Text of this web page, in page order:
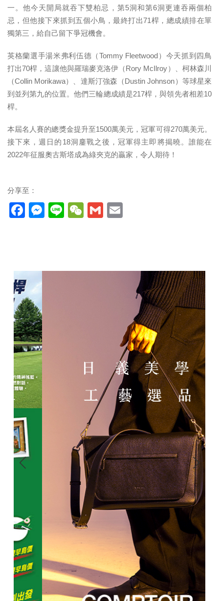
一。他今天開局就吞下雙柏忌，第5洞和第6洞更連吞兩個柏
忌，但他接下來抓到五個小鳥，最終打出71桿，總成績排在單
獨第三，給自己留下爭冠機會。
英格蘭選手湯米弗利伍德（Tommy Fleetwood）今天抓到四鳥
打出70桿，這讓他與羅瑞麥克洛伊（Rory McIlroy）、柯林森川
（Collin Morikawa）、達斯汀強森（Dustin Johnson）等球星來
到並列第九的位置。他們三輪總成績是217桿，與領先者相差10
桿。
本屆名人賽的總獎金提升至1500萬美元，冠軍可得270萬美元。
接下來，週日的18洞鏖戰之後，冠軍得主即將揭曉。誰能在
2022年征服奧古斯塔成為綠夾克的贏家，令人期待！
分享至：
Facebook
Messenger
LineWeChat
Gmail